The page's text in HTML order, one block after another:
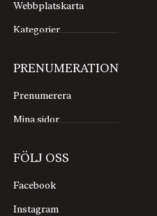
Webbplatskarta
Kategorier
PRENUMERATION
Prenumerera
Mina sidor
FÖLJ OSS
Facebook
Instagram